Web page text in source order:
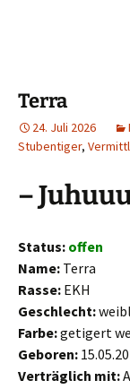
Terra
24. Juli 2026
Stubentiger,
–
Status: offen
Name: Terra
Rasse: EKH
Geschlecht:
Farbe:getigert
Geboren:
Verträglich mit: